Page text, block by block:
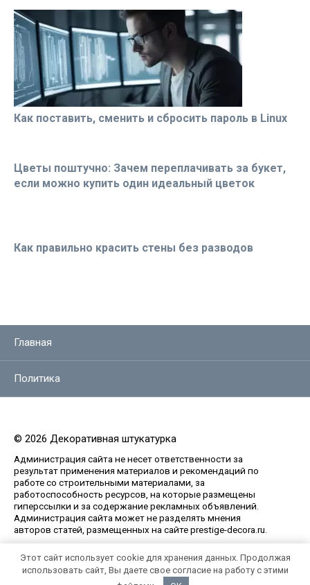
Как поставить, сменить и сбросить пароль в Linux
Цветы поштучно: Зачем переплачивать за букет,
если можно купить один идеальный цветок
Как правильно красить стены без разводов
Главная
Политика
© 2026 Декоративная штукатурка
Администрация сайта не несет ответственности за
результат применения материалов и рекомендаций по
работе со строительными материалами, за
работоспособность ресурсов, на которые размещены
гиперссылки и за содержание рекламных объявлений.
Администрация сайта может не разделять мнения
авторов статей, размещенных на сайте prestige-decora.ru.
Этот сайт использует cookie для хранения данных. Продолжая
использовать сайт, Вы даете свое согласие на работу с этими